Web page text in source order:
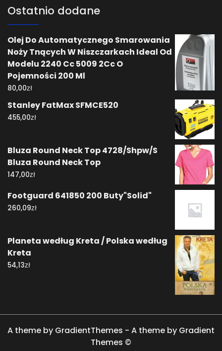
Ostatnio dodane
Olej Do Automatycznego Smarowania
Noży Tnących W Niszczarkach Ideal Od
Modelu 2240 Cc 5009 2Cc O
Pojemności 200 Ml
80,00zł
Stanley FatMax SFMCE520
455,00zł
Bluza Round Neck Top 4728/Shpw/S
Bluza Round Neck Top
147,00zł
Footguard 641850 200 Buty"Solid"
260,09zł
Planeta według Kreta / Polska według
Kreta
54,13zł
A theme by GradientThemes - A theme by Gradient
Themes ©